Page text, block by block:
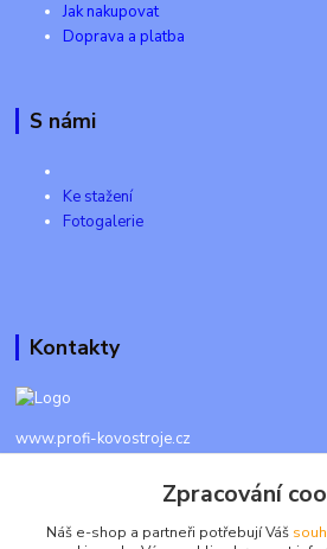
Jak nakupovat
Doprava a platba
S námi
Ke stažení
Fotogalerie
Kontakty
www.profi-kovostroje.cz
+420 605 017 866
Každý den 8 - 20 hod - SMS kdykoliv
Zpracování
Náš e-shop a partneři potřebují Váš